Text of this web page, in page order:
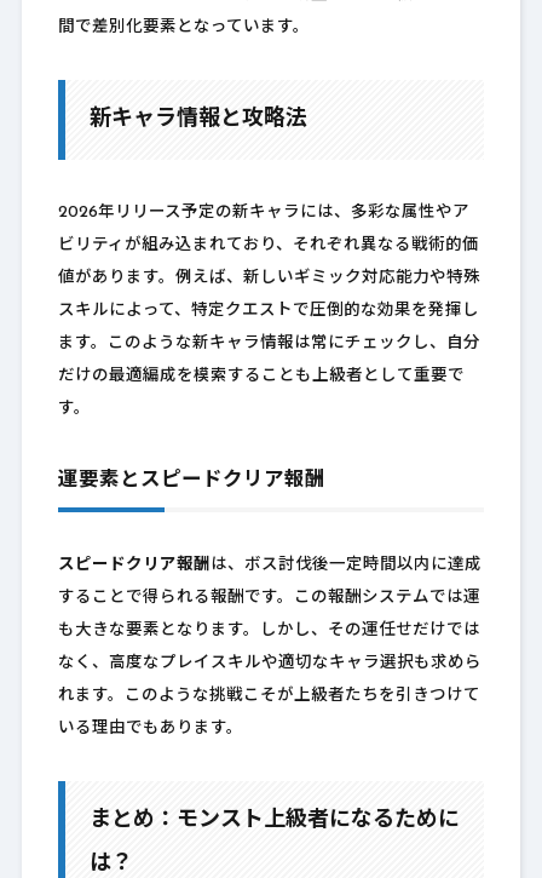
間で差別化要素となっています。
新キャラ情報と攻略法
2026年リリース予定の新キャラには、多彩な属性やア
ビリティが組み込まれており、それぞれ異なる戦術的価
値があります。例えば、新しいギミック対応能力や特殊
スキルによって、特定クエストで圧倒的な効果を発揮し
ます。このような新キャラ情報は常にチェックし、自分
だけの最適編成を模索することも上級者として重要で
す。
運要素とスピードクリア報酬
スピードクリア報酬 は、ボス討伐後一定時間以内に達成
することで得られる報酬です。この報酬システムでは運
も大きな要素となります。しかし、その運任せだけでは
なく、高度なプレイスキルや適切なキャラ選択も求めら
れます。このような挑戦こそが上級者たちを引きつけて
いる理由でもあります。
まとめ：モンスト上級者になるために
は？